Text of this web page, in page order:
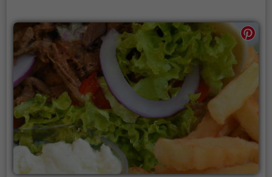
ein, in die Welt der kulinarischen Vielfalt
einzutauchen und den Abend in angenehmer
Atmosphäre zu genießen.